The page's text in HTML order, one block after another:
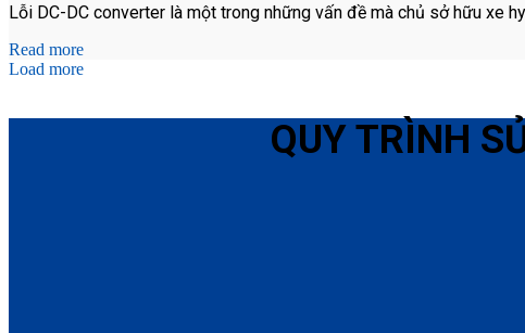
Lỗi DC-DC converter là một trong những vấn đề mà chủ sở hữu xe
Read more
Load more
QUY TRÌNH